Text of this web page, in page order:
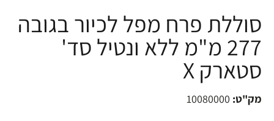
סוללת פרח מפל לכיור בגובה
277 מ"מ ללא ונטיל סד'
סטארק X
מק"ט: 10080000